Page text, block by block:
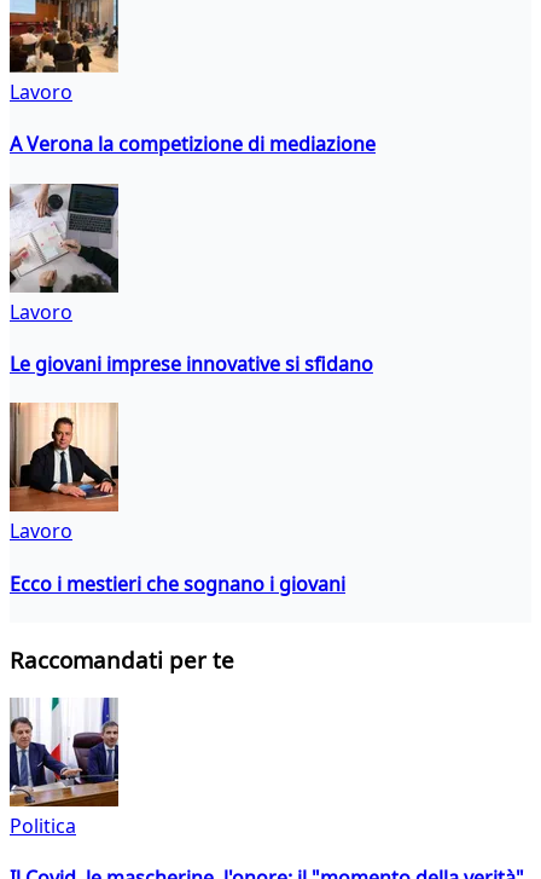
Lavoro
A Verona la competizione di mediazione
Lavoro
Le giovani imprese innovative si sfidano
Lavoro
Ecco i mestieri che sognano i giovani
Raccomandati per te
Politica